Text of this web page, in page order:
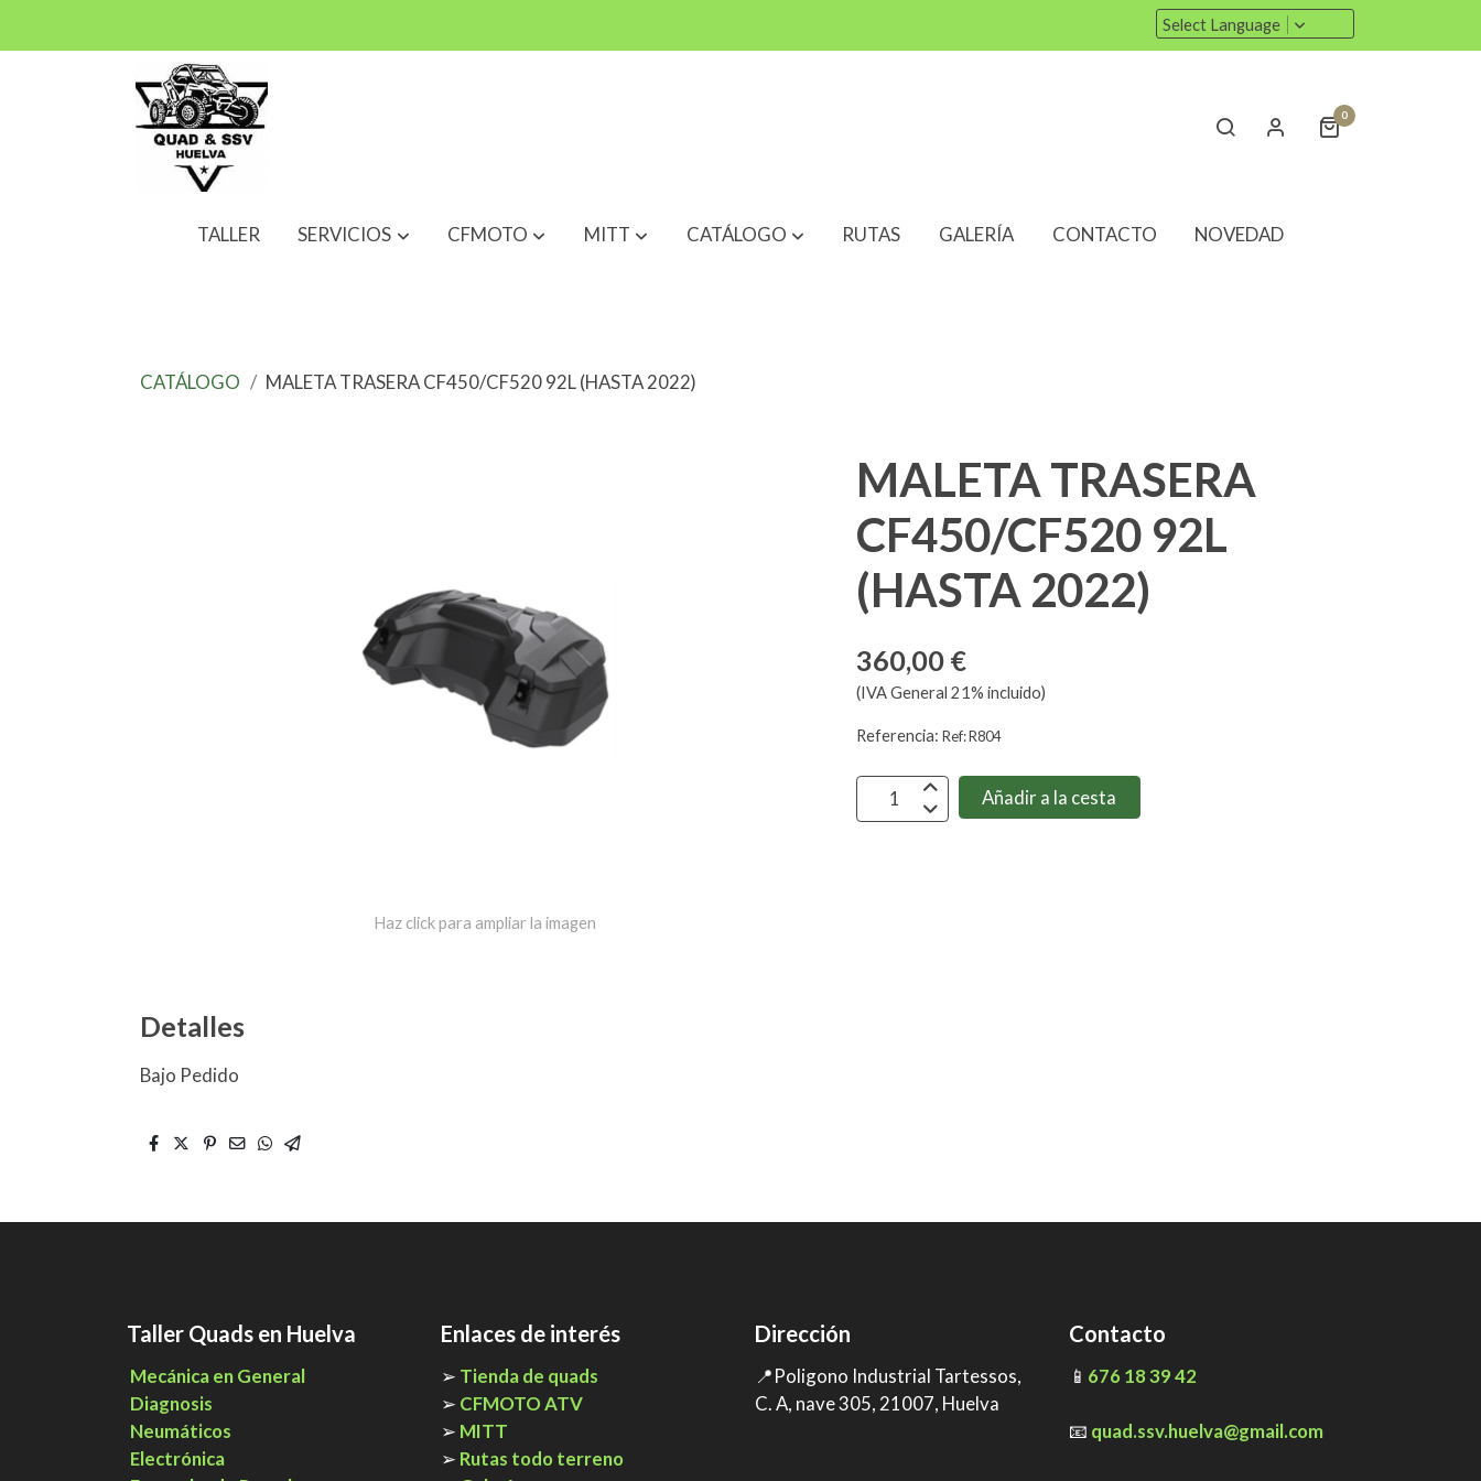
Select Language
0
TALLER SERVICIOS CFMOTO MITT CATÁLOGO RUTAS GALERÍA CONTACTO NOVEDAD
CATÁLOGO MALETA TRASERA CF450/CF520 92L (HASTA 2022)
Haz click para ampliar la imagen
Detalles
Bajo Pedido
MALETA TRASERA
CF450/CF520 92L
(HASTA 2022)
360,00 €
(IVA General 21% incluido)
Referencia:Ref: R804
Añadir a la cesta
Taller Quads en Huelva
Mecánica en General
Diagnosis
Neumáticos
Electrónica
Enlaces de interés
➢ Tienda de quads
➢ CFMOTO ATV
➢ MITT
➢ Rutas todo terreno
Dirección
📍Poligono Industrial Tartessos,
C. A, nave 305, 21007, Huelva
Contacto
📱 676 18 39 42
📧 quad.ssv.huelva@gmail.com